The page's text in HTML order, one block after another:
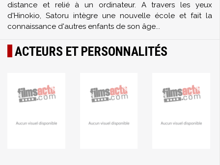
distance et relié à un ordinateur. A travers les yeux
d'Hinokio, Satoru intègre une nouvelle école et fait la
connaissance d'autres enfants de son âge...
ACTEURS ET PERSONNALITÉS